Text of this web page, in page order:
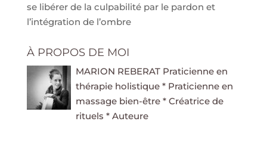
se libérer de la culpabilité par le pardon et
l’intégration de l’ombre
À PROPOS DE MOI
MARION REBERAT Praticienne en
thérapie holistique * Praticienne en
massage bien-être * Créatrice de
rituels * Auteure